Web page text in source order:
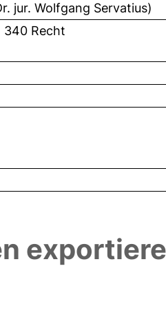
jur. Wolfgang Servatius)
340 Recht